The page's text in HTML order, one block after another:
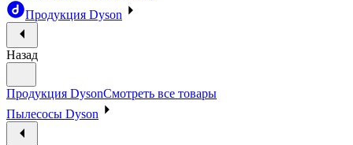
Продукция Dyson
Назад
Продукция DysonСмотреть все товары
Пылесосы Dyson